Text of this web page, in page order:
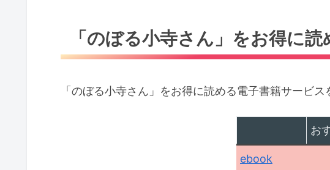
「のぼる小寺さん」をお得に
「のぼる小寺さん」をお得に読める電子書籍サービス
お
ebook